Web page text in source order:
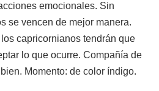
emocionales. Sin
se vencen de mejor manera.
capricornianos tendrán que
lo que ocurre. Compañía de
Momento: de color índigo.